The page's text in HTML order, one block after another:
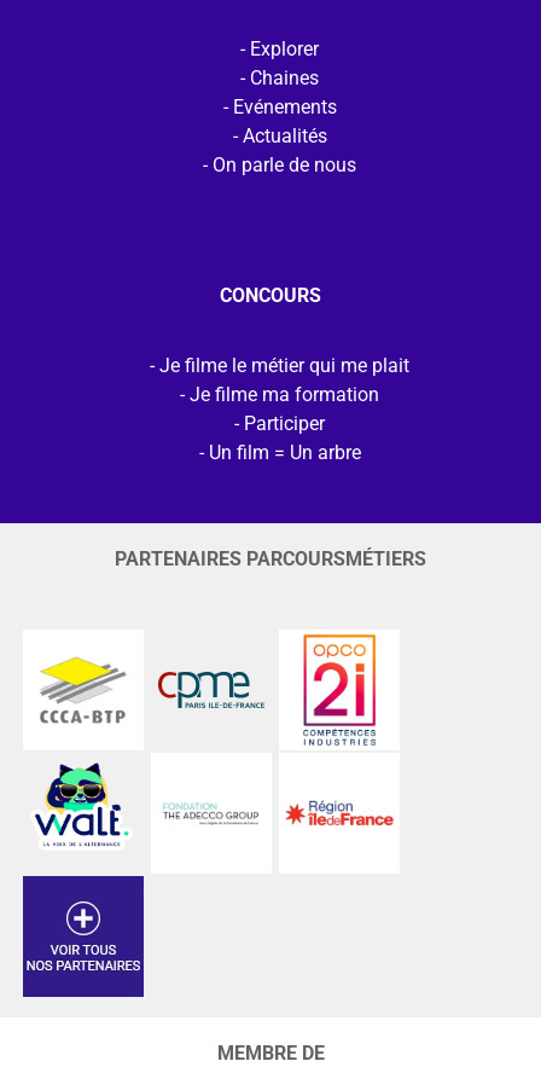
Explorer
Chaines
Evénements
Actualités
On parle de nous
CONCOURS
Je filme le métier qui me plait
Je filme ma formation
Participer
Un film = Un arbre
PARTENAIRES PARCOURSMÉTIERS
MEMBRE DE